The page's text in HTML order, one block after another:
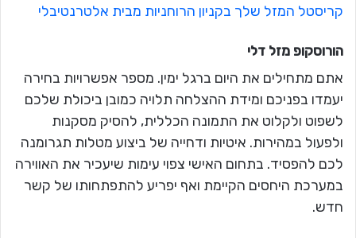
קריסטל המזל שלך בקניון הרוחניות מבית אלטרנטיבלי
הורוסקופ מזל דלי
אתם מתחילים את היום ברגל ימין. מספר אפשרויות בחירה
יעמדו בפניכם ומידת ההצלחה תלויה כמובן ביכולת שלכם
לשפוט ולקלוט את התמונה הכללית, להסיק מסקנות
ולפעול במהירות. איטיות ודחייה של ביצוע מטלות תגרומנה
לכם להפסיד. בתחום האישי צפוי עימות שיעכיר את האווירה
במערכת היחסים הקיימת ואף יפריע להתפתחותו של קשר
חדש.